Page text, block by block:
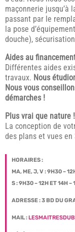
maçonnerie jusqu’à
passant par le
la pose
douche),
Aides au
Différentes aides
travaux. Nous
Nous vous
démarches !
Plus vrai que nature !
La conception de
des plans et vues en
HORAIRES :
MA, ME, J, V : 9H30 –
S : 9H30 – 12H ET 14H –
ADRESSE : 3 BD DU
MAIL :